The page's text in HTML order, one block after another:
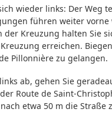
wieder links: Der Weg
führen weiter vorne
der Kreuzung halten Sie
erreichen.
Pillonnière zu gelangen.
ab, gehen Sie
Route de Saint-
etwa 50 m die Straße